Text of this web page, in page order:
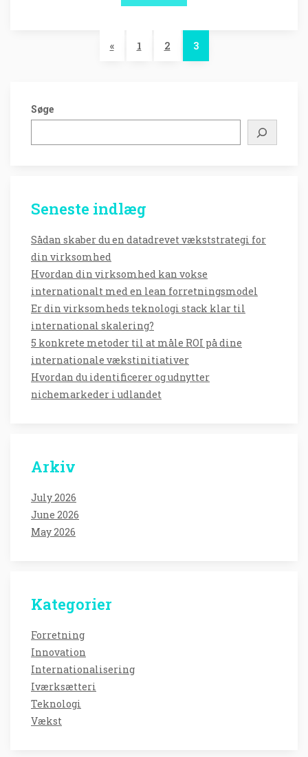
« 1 2 3
Søge
Seneste indlæg
Sådan skaber du en datadrevet vækststrategi for
din virksomhed
Hvordan din virksomhed kan vokse
internationalt med en lean forretningsmodel
Er din virksomheds teknologi stack klar til
international skalering?
5 konkrete metoder til at måle ROI på dine
internationale vækstinitiativer
Hvordan du identificerer og udnytter
nichemarkeder i udlandet
Arkiv
July 2026
June 2026
May 2026
Kategorier
Forretning
Innovation
Internationalisering
Iværksætteri
Teknologi
Vækst